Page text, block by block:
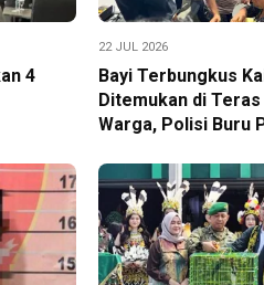
4
22 JUL 2026
Bayi Terbungkus
Ditemukan di Teras
Warga, Polisi Buru